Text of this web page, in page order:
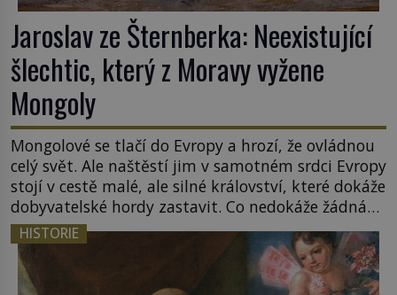
Jaroslav ze Šternberka: Neexistující
šlechtic, který z Moravy vyžene
Mongoly
Mongolové se tlačí do Evropy a hrozí, že ovládnou
celý svět. Ale naštěstí jim v samotném srdci Evropy
stojí v cestě malé, ale silné království, které dokáže
dobyvatelské hordy zastavit. Co nedokáže žádná
z asijských říší, co nedokážou Němci – to dokáže
český král. Nebo že by ne? Mongolové od roku 1223
postupují podél Kaspického a Azovského moře, […]
HISTORIE